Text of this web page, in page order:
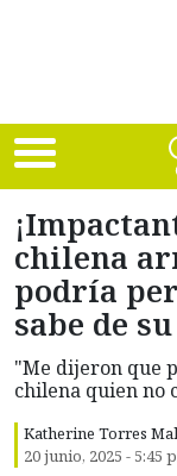
chilena
podría
sabe de
"Me dijeron que
chilena quien no
Katherine Torres
20 junio, 2025 - 5:45